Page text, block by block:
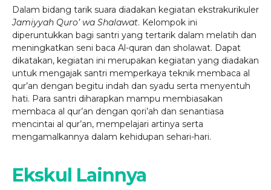
Dalam bidang tarik suara diadakan kegiatan ekstrakurikuler
Jamiyyah Quro’ wa Shalawat. Kelompok ini
diperuntukkan bagi santri yang tertarik dalam melatih dan
meningkatkan seni baca Al-quran dan sholawat. Dapat
dikatakan, kegiatan ini merupakan kegiatan yang diadakan
untuk mengajak santri memperkaya teknik membaca al
qur’an dengan begitu indah dan syadu serta menyentuh
hati. Para santri diharapkan mampu membiasakan
membaca al qur’an dengan qori’ah dan senantiasa
mencintai al qur’an, mempelajari artinya serta
mengamalkannya dalam kehidupan sehari-hari.
Ekskul Lainnya